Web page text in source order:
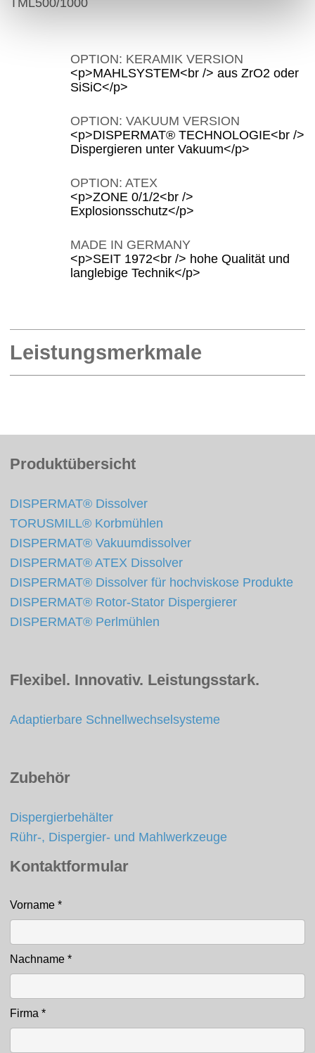
OPTION: KERAMIK VERSION
<p>MAHLSYSTEM<br /> aus ZrO2 oder
SiSiC</p>
OPTION: VAKUUM VERSION
<p>DISPERMAT® TECHNOLOGIE<br />
Dispergieren unter Vakuum</p>
OPTION: ATEX
<p>ZONE 0/1/2<br />
Explosionsschutz</p>
MADE IN GERMANY
<p>SEIT 1972<br /> hohe Qualität und
langlebige Technik</p>
Leistungsmerkmale
Produktübersicht
DISPERMAT® Dissolver
TORUSMILL® Korbmühlen
DISPERMAT® Vakuumdissolver
DISPERMAT® ATEX Dissolver
DISPERMAT® Dissolver für hochviskose Produkte
DISPERMAT® Rotor-Stator Dispergierer
DISPERMAT® Perlmühlen
Flexibel. Innovativ. Leistungsstark.
Adaptierbare Schnellwechselsysteme
Zubehör
Dispergierbehälter
Rühr-, Dispergier- und Mahlwerkzeuge
Kontaktformular
Kontakt
Vorname *
Nachname *
Firma *